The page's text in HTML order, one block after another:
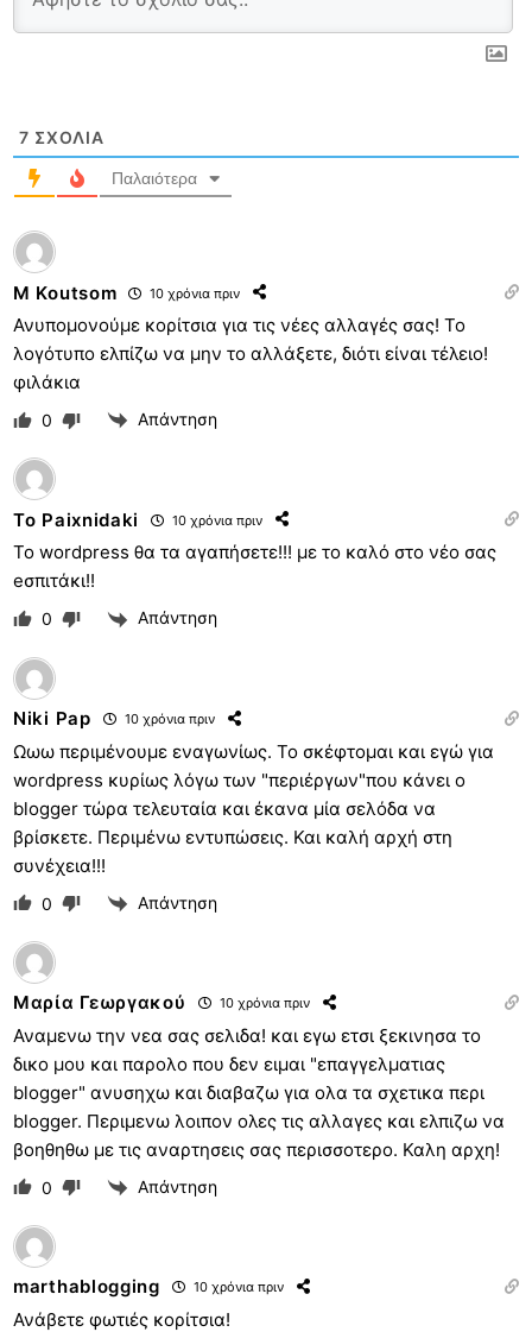
7 ΣΧΌΛΙΑ
Παλαιότερα
M Koutsom 10 χρόνια πριν
Ανυπομονούμε κορίτσια για τις νέες αλλαγές σας! Το
λογότυπο ελπίζω να μην το αλλάξετε, διότι είναι τέλειο!
φιλάκια
0 Απάντηση
To Paixnidaki 10 χρόνια πριν
Το wordpress θα τα αγαπήσετε!!! με το καλό στο νέο σας
eσπιτάκι!!
0 Απάντηση
Niki Pap 10 χρόνια πριν
Ωωω περιμένουμε εναγωνίως. Το σκέφτομαι και εγώ για
wordpress κυρίως λόγω των "περιέργων"που κάνει ο
blogger τώρα τελευταία και έκανα μία σελόδα να
βρίσκετε. Περιμένω εντυπώσεις. Και καλή αρχή στη
συνέχεια!!!
0 Απάντηση
Mαρία Γεωργακού 10 χρόνια πριν
Αναμενω την νεα σας σελιδα! και εγω ετσι ξεκινησα το
δικο μου και παρολο που δεν ειμαι "επαγγελματιας
blogger" ανυσηχω και διαβαζω για ολα τα σχετικα περι
blogger. Περιμενω λοιπον ολες τις αλλαγες και ελπιζω να
βοηθηθω με τις αναρτησεις σας περισσοτερο. Καλη αρχη!
0 Απάντηση
marthablogging 10 χρόνια πριν
Ανάβετε φωτιές κορίτσια!